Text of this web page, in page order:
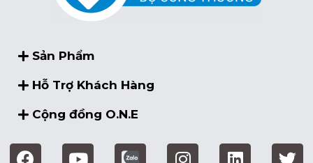
Sản Phẩm
Hỗ Trợ Khách Hàng
Cộng đồng O.N.E